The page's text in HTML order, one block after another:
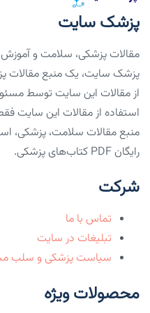
پزشک سایت
مقالات پزشکی، سلامت و آموزش
پزشک سایت، یک منبع
از مقالات این سایت توسط
استفاده از مقالات این سایت
منبع مقالات سلامت، پزشکی،
رایگان PDF کتاب‌های پزشکی.
شرکت
تماس با ما
تبلیغات در سایت
سیاست پزشکی و سلب
محصولات ویژه